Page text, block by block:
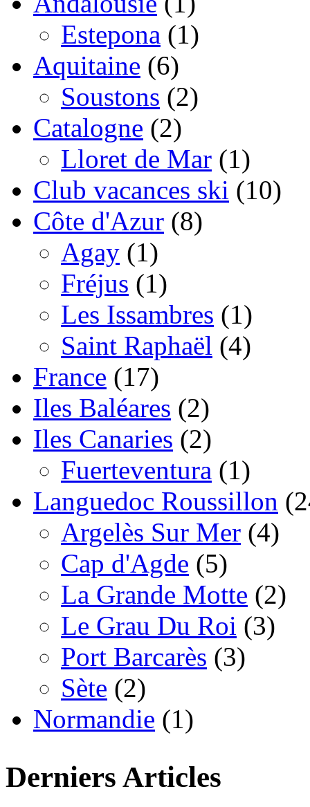
Estepona (1)
Aquitaine (6)
Soustons (2)
Catalogne (2)
Lloret de Mar (1)
Club vacances ski (10)
Côte d'Azur (8)
Agay (1)
Fréjus (1)
Les Issambres (1)
Saint Raphaël (4)
France (17)
Iles Baléares (2)
Iles Canaries (2)
Fuerteventura (1)
Languedoc Roussillon
Argelès Sur Mer (4)
Cap d'Agde (5)
La Grande Motte (2)
Le Grau Du Roi (3)
Port Barcarès (3)
Sète (2)
Normandie (1)
Derniers Articles